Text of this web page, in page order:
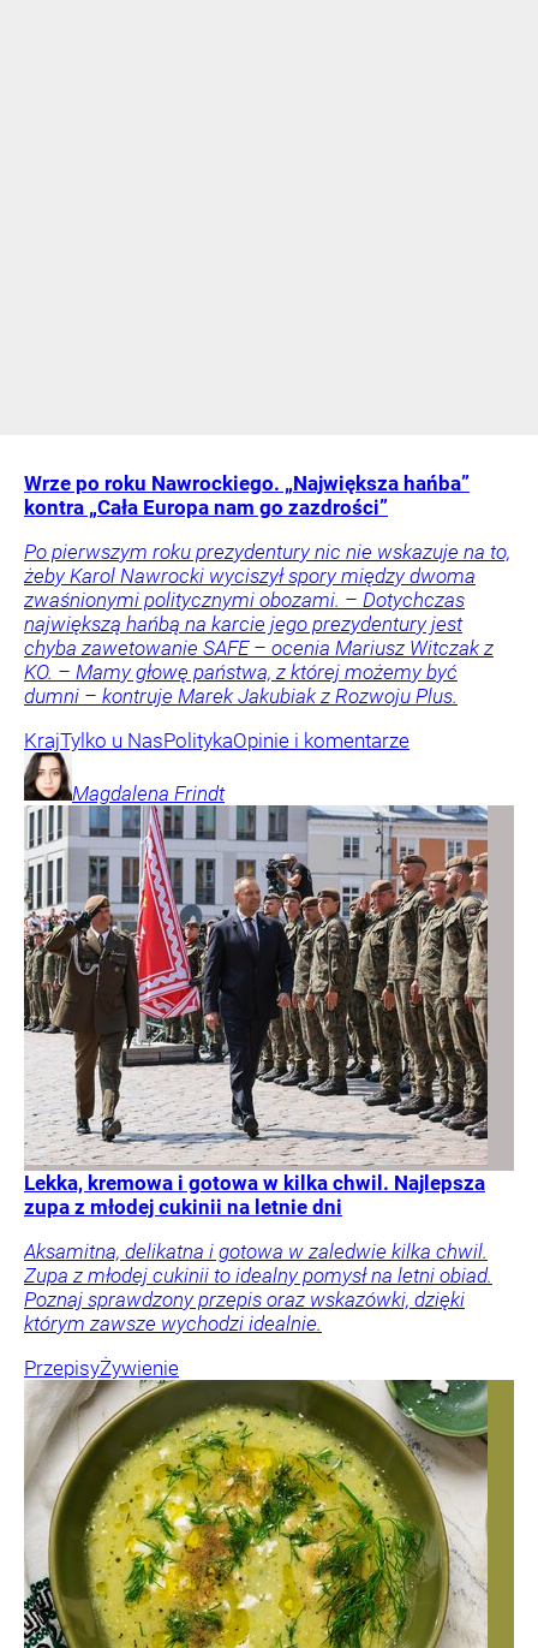
Wrze po roku Nawrockiego. „Największa hańba”
kontra „Cała Europa nam go zazdrości”
Po pierwszym roku prezydentury nic nie wskazuje na to,
żeby Karol Nawrocki wyciszył spory między dwoma
zwaśnionymi politycznymi obozami. – Dotychczas
największą hańbą na karcie jego prezydentury jest
chyba zawetowanie SAFE – ocenia Mariusz Witczak z
KO. – Mamy głowę państwa, z której możemy być
dumni – kontruje Marek Jakubiak z Rozwoju Plus.
KrajTylko u NasPolitykaOpinie i komentarze
Magdalena Frindt
Lekka, kremowa i gotowa w kilka chwil. Najlepsza
zupa z młodej cukinii na letnie dni
Aksamitna, delikatna i gotowa w zaledwie kilka chwil.
Zupa z młodej cukinii to idealny pomysł na letni obiad.
Poznaj sprawdzony przepis oraz wskazówki, dzięki
którym zawsze wychodzi idealnie.
PrzepisyŻywienie